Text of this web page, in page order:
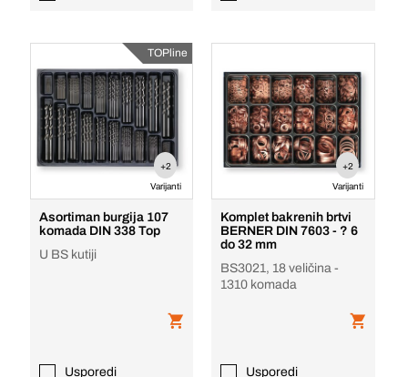
TOPline
+2
Varijanti
Asortiman burgija 107
komada DIN 338 Top
U BS kutiji
Usporedi
+2
Varijanti
Komplet bakrenih brtvi
BERNER DIN 7603 - ? 6
do 32 mm
BS3021, 18 veličina -
1310 komada
Usporedi